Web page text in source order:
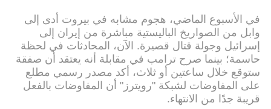
في الأسبوع الماضي، هجوم مشابه في بيروت أدى إلى
وابل من الصواريخ الباليستية مباشرة من إيران إلى
إسرائيل وجولة قتال قصيرة. الآن، المحادثات في لحظة
حاسمة؛ بينما صرح ترامب في مقابلة أنه يعتقد أن صفقة
ستوقع خلال ساعتين أو ثلاث، أكد مصدر رسمي مطلع
على المفاوضات لشبكة "رويترز" أن المفاوضات بالفعل
قريبة جدًا من الانتهاء.